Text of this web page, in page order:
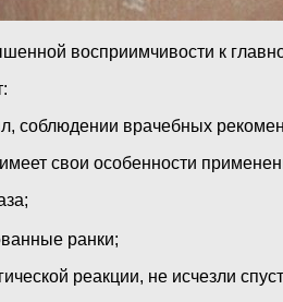
восприимчивости к
соблюдении врачебных
свои особенности
ранки;
реакции, не исчезли